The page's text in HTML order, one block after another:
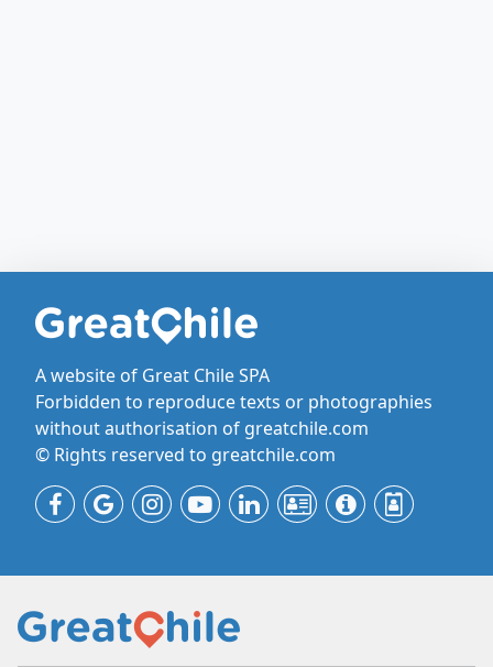
A website of Great Chile SPA
Forbidden to reproduce texts or photographies
without authorisation of greatchile.com
© Rights reserved to greatchile.com